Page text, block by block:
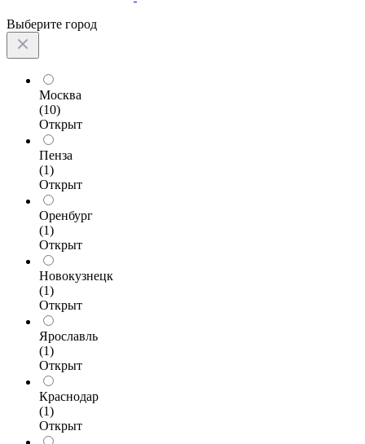
Выберите город
Москва
(10)
Открыт
Пенза
(1)
Открыт
Оренбург
(1)
Открыт
Новокузнецк
(1)
Открыт
Ярославль
(1)
Открыт
Краснодар
(1)
Открыт